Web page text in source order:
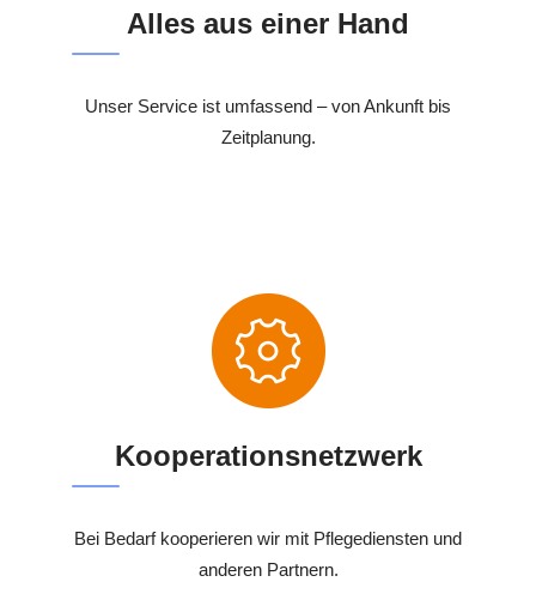
Alles aus einer Hand
Unser Service ist umfassend – von Ankunft bis
Zeitplanung.
Kooperationsnetzwerk
Bei Bedarf kooperieren wir mit Pflegediensten und
anderen Partnern.